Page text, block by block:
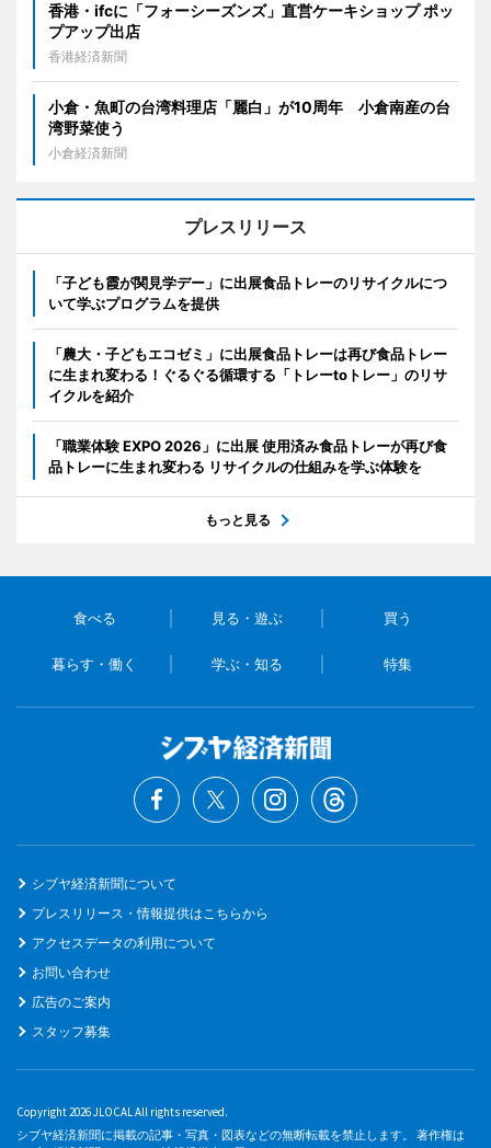
香港・ifcに「フォーシーズンズ」直営ケーキショップ ポッ
プアップ出店
香港経済新聞
小倉・魚町の台湾料理店「麗白」が10周年 小倉南産の台
湾野菜使う
小倉経済新聞
プレスリリース
「子ども霞が関見学デー」に出展食品トレーのリサイクルにつ
いて学ぶプログラムを提供
「農大・子どもエコゼミ」に出展食品トレーは再び食品トレー
に生まれ変わる！ぐるぐる循環する「トレーtoトレー」のリサ
イクルを紹介
「職業体験 EXPO 2026」に出展 使用済み食品トレーが再び食
品トレーに生まれ変わる リサイクルの仕組みを学ぶ体験を
もっと見る
食べる 見る・遊ぶ 買う
暮らす・働く 学ぶ・知る 特集
シブヤ経済新聞について
プレスリリース・情報提供はこちらから
アクセスデータの利用について
お問い合わせ
広告のご案内
スタッフ募集
Copyright 2026 JLOCAL All rights reserved.
シブヤ経済新聞に掲載の記事・写真・図表などの無断転載を禁止します。 著作権は